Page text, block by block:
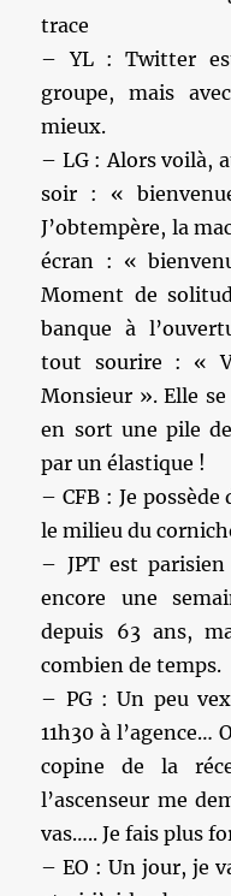
trace
– YL : Twitter
groupe, mais
mieux.
– LG : Alors voilà,
soir : «
J’obtempère, la
écran : «
Moment de
banque à
tout sourire : «
Monsieur ». Elle
en sort une pile
par un élastique !
– CFB : Je
le milieu du
– JPT est
encore une
depuis 63 ans,
combien de temps.
– PG : Un peu
11h30 à l’agence…
copine de la
l’ascenseur me
vas….. Je fais plus
– EO : Un jour, je